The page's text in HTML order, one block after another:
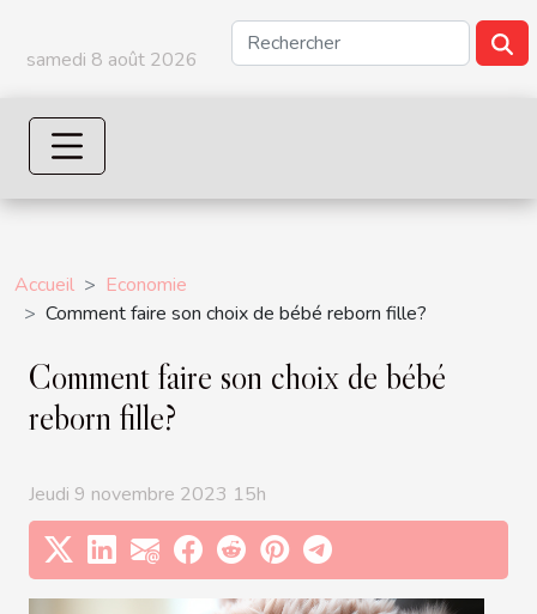
samedi 8 août 2026
Accueil
Economie
Comment faire son choix de bébé reborn fille?
Comment faire son choix de bébé
reborn fille?
Jeudi 9 novembre 2023 15h